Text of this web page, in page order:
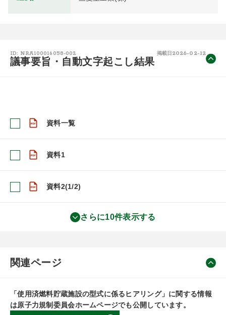
ID: NRA100016058-002 掲載日 2026-02-12
議事要旨・自動文字起こし結果
資料一覧
資料1
資料2(1/2)
さらに10件表示する
関連ページ
「使用済燃料貯蔵施設の型式に係るヒアリング」に関する情報
は原子力規制委員会ホームページでも公開しています。